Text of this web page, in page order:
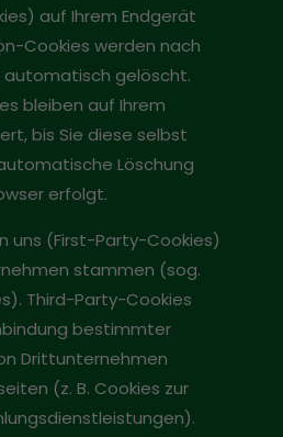
auf Ihrem Endgerät
Cookies werden nach
automatisch gelöscht.
bleiben auf Ihrem
bis Sie diese selbst
Löschung
erfolgt.
uns (First-Party-Cookies)
stammen (sog.
Third-Party-Cookies
bestimmter
Drittunternehmen
(z. B. Cookies zur